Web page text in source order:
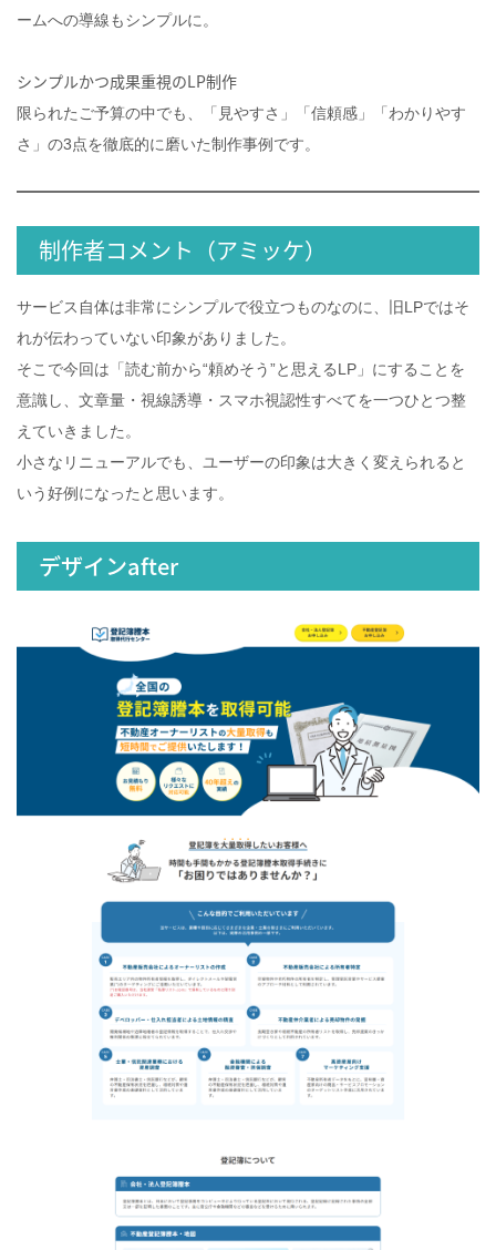
ームへの導線もシンプルに。
シンプルかつ成果重視のLP制作
限られたご予算の中でも、「見やすさ」「信頼感」「わかりやす
さ」の3点を徹底的に磨いた制作事例です。
制作者コメント（アミッケ）
サービス自体は非常にシンプルで役立つものなのに、旧LPではそ
れが伝わっていない印象がありました。
そこで今回は「読む前から“頼めそう”と思えるLP」にすることを
意識し、文章量・視線誘導・スマホ視認性すべてを一つひとつ整
えていきました。
小さなリニューアルでも、ユーザーの印象は大きく変えられると
いう好例になったと思います。
デザインafter